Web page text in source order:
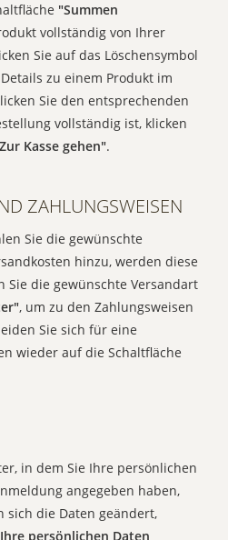
"Summen
vollständig von Ihrer
Sie auf das Löschensymbol
zu einem Produkt im
Sie den entsprechenden
vollständig ist, klicken
Kasse gehen".
ZAHLUNGSWEISEN
Sie die gewünschte
hinzu, werden diese
Sie die gewünschte Versandart
, um zu den Zahlungsweisen
Sie sich für eine
wieder auf die Schaltfläche
in dem Sie Ihre persönlichen
angegeben haben,
sich die Daten geändert,
persönlichen Daten